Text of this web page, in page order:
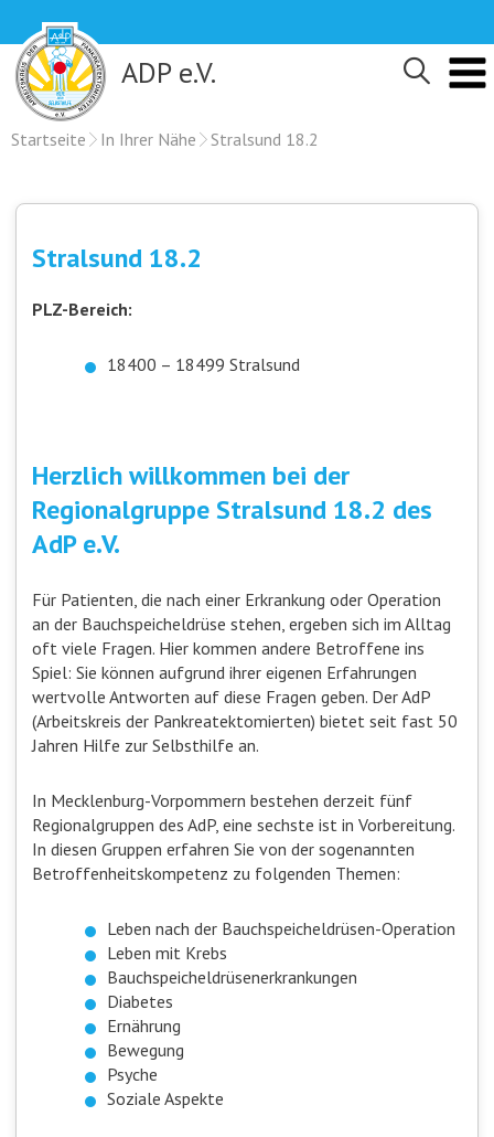
content
ADP e.V.
Startseite In Ihrer Nähe Stralsund 18.2
Stralsund 18.2
PLZ-Bereich:
18400 – 18499 Stralsund
Herzlich willkommen bei der
Regionalgruppe Stralsund 18.2 des
AdP e.V.
Für Patienten, die nach einer Erkrankung oder Operation
an der Bauchspeicheldrüse stehen, ergeben sich im Alltag
oft viele Fragen. Hier kommen andere Betroffene ins
Spiel: Sie können aufgrund ihrer eigenen Erfahrungen
wertvolle Antworten auf diese Fragen geben. Der AdP
(Arbeitskreis der Pankreatektomierten) bietet seit fast 50
Jahren Hilfe zur Selbsthilfe an.
In Mecklenburg-Vorpommern bestehen derzeit fünf
Regionalgruppen des AdP, eine sechste ist in Vorbereitung.
In diesen Gruppen erfahren Sie von der sogenannten
Betroffenheitskompetenz zu folgenden Themen:
Leben nach der Bauchspeicheldrüsen-Operation
Leben mit Krebs
Bauchspeicheldrüsenerkrankungen
Diabetes
Ernährung
Bewegung
Psyche
Soziale Aspekte